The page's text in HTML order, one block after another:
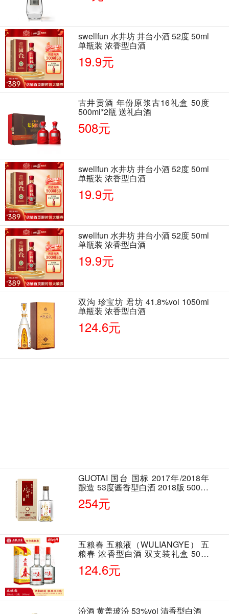
swellfun 水井坊 井台小酒 52度 50ml
单瓶装 浓香型白酒
19.9元
古井贡酒 年份原浆古16礼盒 50度
500ml*2瓶 送礼白酒
508元
swellfun 水井坊 井台小酒 52度 50ml
单瓶装 浓香型白酒
19.9元
swellfun 水井坊 井台小酒 52度 50ml
单瓶装 浓香型白酒
19.9元
双沟 珍宝坊 君坊 41.8%vol 1050ml
单瓶装 浓香型白酒
124.6元
GUOTAI 国台 国标 2017年/2018年
酿造 53度酱香型白酒 2018版 500ml
单瓶装
254元
五粮春 五粮液（WULIANGYE） 五
粮春 浓香型白酒 双支装礼盒 50度
500ml*2瓶 含酒具
124.6元
汾酒 黄盖玻汾 53%vol 清香型白酒